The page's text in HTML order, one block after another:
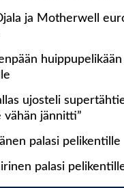
ja Motherwell
ujosteli
vähän jännitti”
palasi pelikentille
palasi